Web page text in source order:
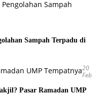
Sampah Terpadu di
20
Feb
Pasar Ramadan UMP